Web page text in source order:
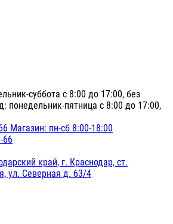
суббота с 8:00 до 17:00, без
понедельник-пятница с 8:00 до 17:00,
Магазин: пн-сб 8:00-18:00
66
край, г. Краснодар, ст.
ул. Северная д. 63/4